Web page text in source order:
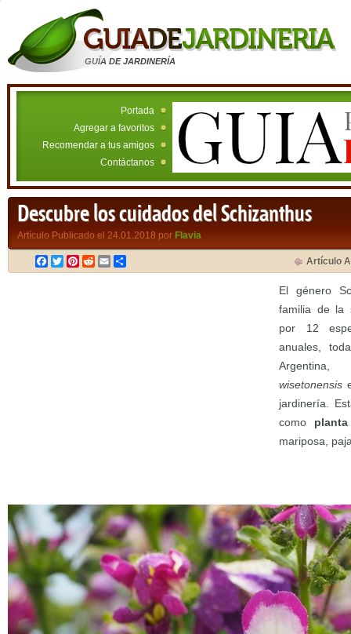
GUÍA DE JARDINERÍA
Portada
Agregar a favoritos
Recomendar a tus amigos
Contáctanos
Descubre los cuidados del Schizanthus
Artículo Publicado el 24.01.2018 por Flavia
Facebook
TwitterPinterest
RedditEmail Artículo
El género
familia de la
por 12
anuales,
wisetonensis
jardinería.
como
mariposa,